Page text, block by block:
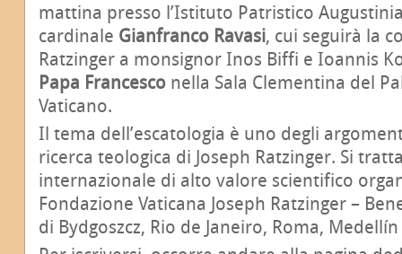
mattina presso l’Istituto Patristico
cardinale Gianfranco Ravasi, cui seguirà la
Ratzinger a monsignor Inos Biffi e Ioannis
Papa Francesco nella Sala Clementina del
Vaticano.
Il tema dell’escatologia è uno degli
ricerca teologica di Joseph Ratzinger. Si
internazionale di alto valore scientifico
Fondazione Vaticana Joseph Ratzinger –
di Bydgoszcz, Rio de Janeiro, Roma,